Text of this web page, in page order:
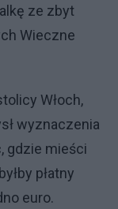
ze zbyt
Wieczne
Włoch,
wyznaczenia
gdzie mieści
płatny
euro.